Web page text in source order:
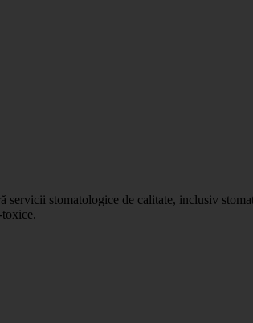
stomatologice de calitate, inclusiv